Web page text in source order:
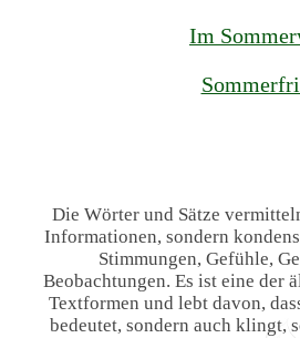
Im
Die Wörter und Sätze
Informationen, sondern
Stimmungen, Gefühle,
Beobachtungen. Es ist eine der
Textformen und lebt davon,
bedeutet, sondern auch klingt,